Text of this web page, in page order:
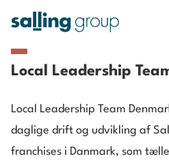
Local Leadership
Local Leadership Team
daglige drift og udvikling af
franchises i Danmark, som